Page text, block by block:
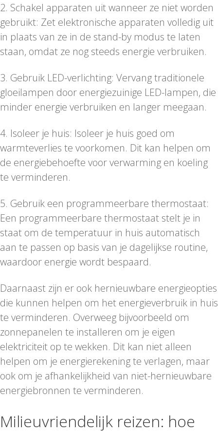
2. Schakel apparaten uit wanneer ze niet worden
gebruikt: Zet elektronische apparaten volledig uit
in plaats van ze in de stand-by modus te laten
staan, omdat ze nog steeds energie verbruiken.
3. Gebruik LED-verlichting: Vervang traditionele
gloeilampen door energiezuinige LED-lampen, die
minder energie verbruiken en langer meegaan.
4. Isoleer je huis: Isoleer je huis goed om
warmteverlies te voorkomen. Dit kan helpen om
de energiebehoefte voor verwarming en koeling
te verminderen.
5. Gebruik een programmeerbare thermostaat:
Een programmeerbare thermostaat stelt je in
staat om de temperatuur in huis automatisch
aan te passen op basis van je dagelijkse routine,
waardoor energie wordt bespaard.
Daarnaast zijn er ook hernieuwbare energieopties
die kunnen helpen om het energieverbruik in huis
te verminderen. Overweeg bijvoorbeeld om
zonnepanelen te installeren om je eigen
elektriciteit op te wekken. Dit kan niet alleen
helpen om je energierekening te verlagen, maar
ook om je afhankelijkheid van niet-hernieuwbare
energiebronnen te verminderen.
Milieuvriendelijk reizen: hoe